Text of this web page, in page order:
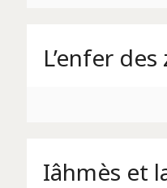
L’enfer
Iâhmès et